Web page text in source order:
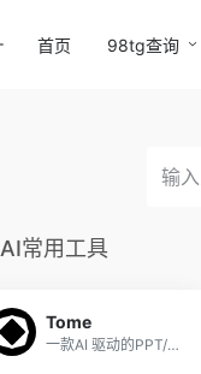
首页 98tg查询
AI常用工具
Tome
一款AI 驱动的PPT/幻灯片内容辅助生成工具